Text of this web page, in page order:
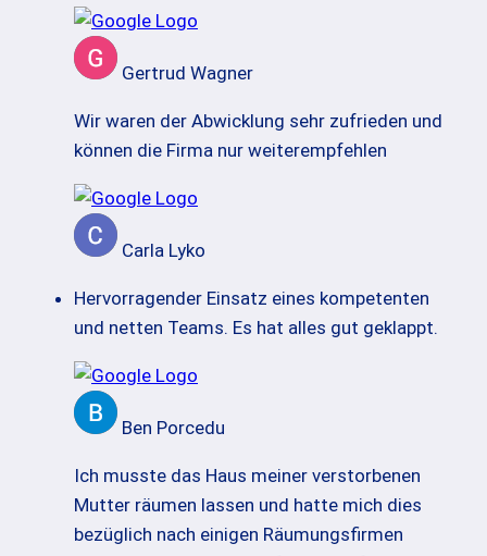
Gertrud Wagner
Wir waren der Abwicklung sehr zufrieden und
können die Firma nur weiterempfehlen
Carla Lyko
Hervorragender Einsatz eines kompetenten
und netten Teams. Es hat alles gut geklappt.
Ben Porcedu
Ich musste das Haus meiner verstorbenen
Mutter räumen lassen und hatte mich dies
bezüglich nach einigen Räumungsfirmen